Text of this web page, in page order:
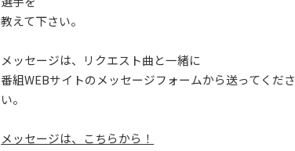
教えて下さい。
メッセージは、リクエスト曲と一緒に
番組WEBサイトのメッセージフォームから送ってくださ
い。
メッセージは、こちらから！